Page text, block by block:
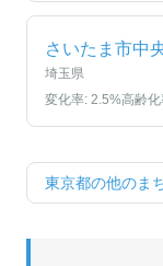
さいたま市中
埼玉県
変化率: 2.5%高齢化
東京都の他のま